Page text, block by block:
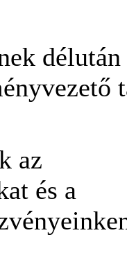
délután
az
és a